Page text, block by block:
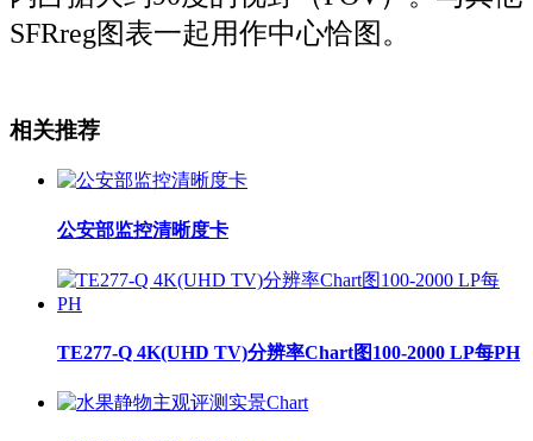
SFRreg图表一起用作中心恰图。
相关推荐
公安部监控清晰度卡
TE277-Q 4K(UHD TV)分辨率Chart图100-2000 LP每PH